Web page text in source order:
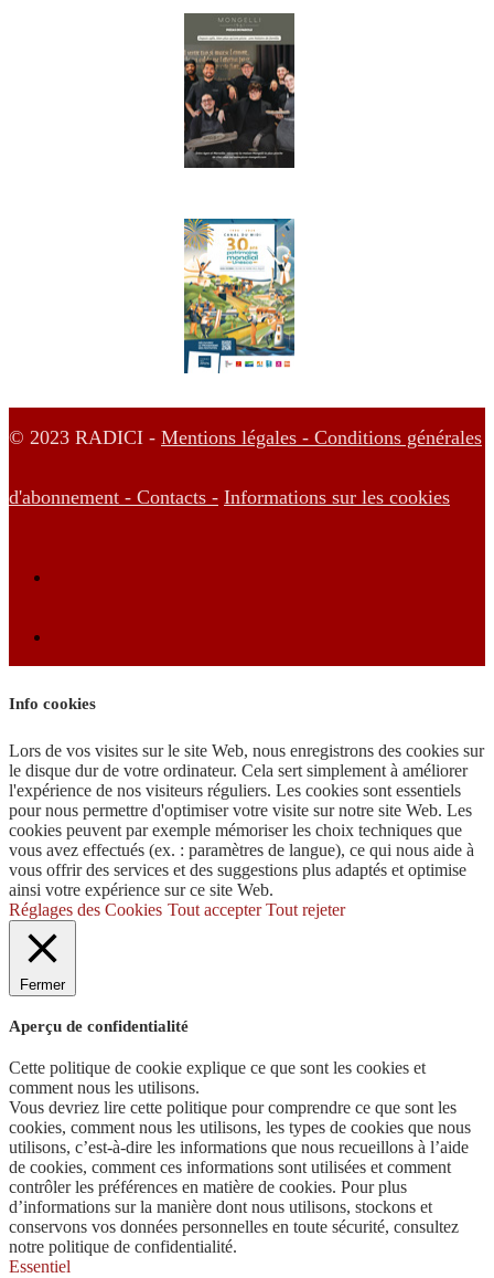
© 2023 RADICI - Mentions légales - Conditions générales
d'abonnement - Contacts - Informations sur les cookies
Info cookies
Lors de vos visites sur le site Web, nous enregistrons des cookies sur
le disque dur de votre ordinateur. Cela sert simplement à améliorer
l'expérience de nos visiteurs réguliers. Les cookies sont essentiels
pour nous permettre d'optimiser votre visite sur notre site Web. Les
cookies peuvent par exemple mémoriser les choix techniques que
vous avez effectués (ex. : paramètres de langue), ce qui nous aide à
vous offrir des services et des suggestions plus adaptés et optimise
ainsi votre expérience sur ce site Web.
Réglages des Cookies Tout accepter Tout rejeter
Fermer
Aperçu de confidentialité
Cette politique de cookie explique ce que sont les cookies et
comment nous les utilisons.
Vous devriez lire cette politique pour comprendre ce que sont les
cookies, comment nous les utilisons, les types de cookies que nous
utilisons, c’est-à-dire les informations que nous recueillons à l’aide
de cookies, comment ces informations sont utilisées et comment
contrôler les préférences en matière de cookies. Pour plus
d’informations sur la manière dont nous utilisons, stockons et
conservons vos données personnelles en toute sécurité, consultez
notre politique de confidentialité.
Essentiel